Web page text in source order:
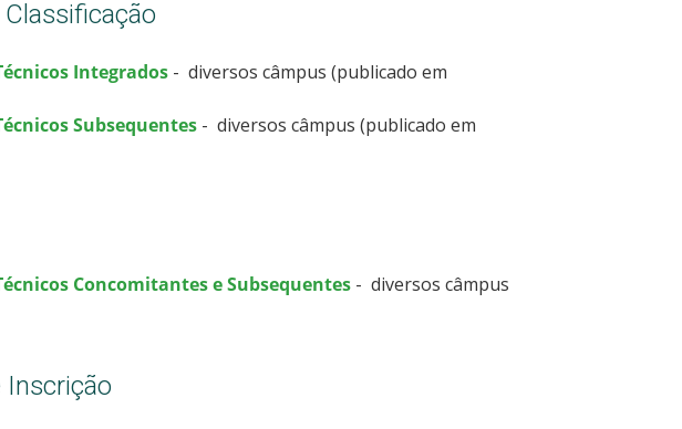
Integrados- diversos câmpus (publicado em
Subsequentes- diversos câmpus (publicado em
Concomitantes e Subsequentes- diversos câmpus
Inscrição